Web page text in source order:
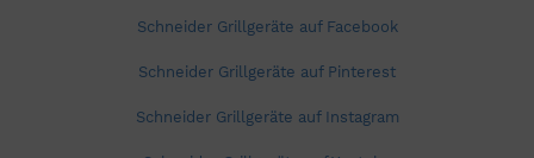
Schneider Grillgeräte auf Facebook
Schneider Grillgeräte auf Pinterest
Schneider Grillgeräte auf Instagram